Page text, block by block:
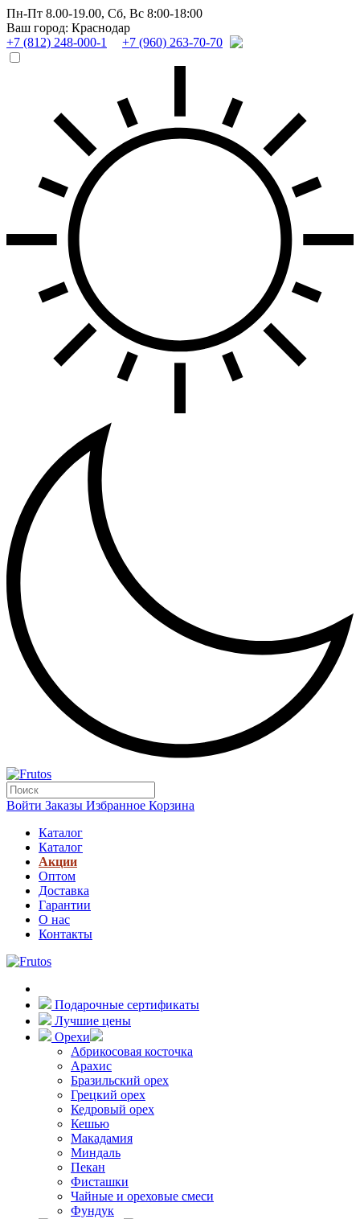
Пн-Пт 8.00-19.00, Сб, Вс 8:00-18:00
Ваш город: Краснодар
+7 (812) 248-000-1
+7 (960) 263-70-70
Войти Заказы Избранное Корзина
Каталог
Каталог
Акции
Оптом
Доставка
Гарантии
О нас
Контакты
Подарочные сертификаты
Лучшие цены
Орехи
Абрикосовая косточка
Арахис
Бразильский орех
Грецкий орех
Кедровый орех
Кешью
Макадамия
Миндаль
Пекан
Фисташки
Чайные и ореховые смеси
Фундук